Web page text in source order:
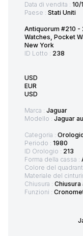
Data di vendita : 10/
Paese : Stati Uniti
Antiquorum #210
Watches, Pocket
New York
ID Lotto : 238
USD
EUR
USD
Marca : Jaguar
Modello : Jaguar
Categoria :
Periodo : 1980
ID Orologio : 213
Forma della cassa :
Colore del
Materiale del
Chiusura : Chiusura
Funzioni :